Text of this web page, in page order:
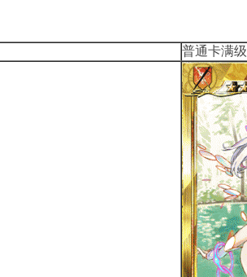
普通卡满级